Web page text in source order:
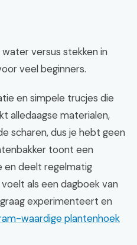
versus stekken in
veel beginners.
en simpele trucjes die
alledaagse materialen,
scharen, dus je hebt geen
toont een
en deelt regelmatig
als een dagboek van
experimenteert en
waardige plantenhoek